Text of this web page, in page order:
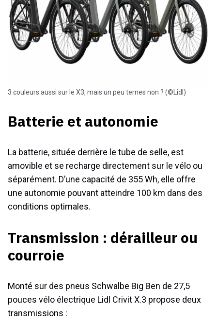
3 couleurs aussi sur le X3, mais un peu ternes non ? (©Lidl)
Batterie et autonomie
La batterie, située derrière le tube de selle, est
amovible et se recharge directement sur le vélo ou
séparément. D’une capacité de 355 Wh, elle offre
une autonomie pouvant atteindre 100 km dans des
conditions optimales.
Transmission : dérailleur ou
courroie
Monté sur des pneus Schwalbe Big Ben de 27,5
pouces vélo électrique Lidl Crivit X.3 propose deux
transmissions :